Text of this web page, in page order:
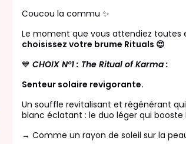
Coucou la commu ✨
Le moment que vous attendiez toutes
choisissez votre brume Rituals 😍
💙 CHOIX N°1 : The Ritual of Karma :
Senteur solaire revigorante.
Un souffle revitalisant et régénérant
blanc éclatant : le duo léger qui booste
→ Comme un rayon de soleil sur la